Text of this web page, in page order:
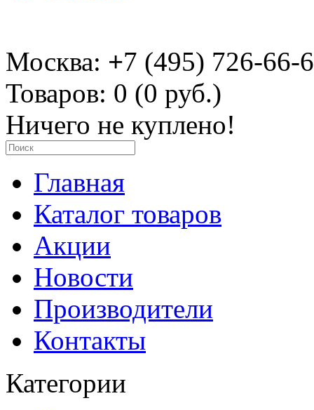
Москва: +7 (495) 726-66-
Товаров: 0 (0 руб.)
Ничего не куплено!
Главная
Каталог товаров
Акции
Новости
Производители
Контакты
Категории